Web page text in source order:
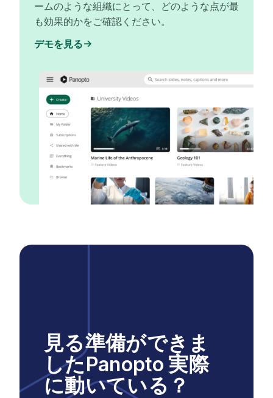
ームのような組織にとって、どのような点が最
も効果的かをご確認ください。
デモを見る
見る準備ができま
したPanopto 実際
に動いている？